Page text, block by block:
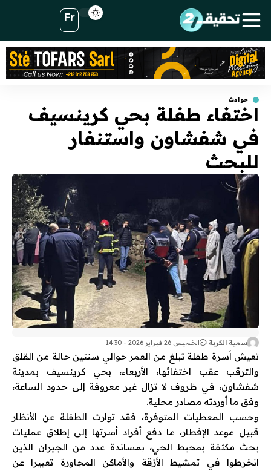
Fr
حوادث
اختفاء طفلة بحي كرينسيف
في شفشاون واستنفار
للبحث
سمية الكربة الخميس 26 فبراير 2026 - 14:30
تعيش أسرة طفلة تبلغ من العمر حوالي سنتين حالة من القلق
والترقب عقب اختفائها، الأربعاء، بحي كرينسيف بمدينة
شفشاون، في ظروف لا تزال غير معروفة إلى حدود الساعة،
وفق ما أوردته مصادر محلية.
وحسب المعطيات المتوفرة، فقد توارت الطفلة عن الأنظار
قبيل موعد الإفطار، ما دفع أفراد أسرتها إلى إطلاق عمليات
بحث مكثفة بمحيط الحي، بمساندة عدد من الجيران الذين
انخرطوا في تمشيط الأزقة والأماكن المجاورة تعبيرا عن